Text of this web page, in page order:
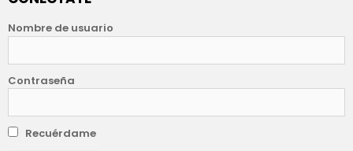
Nombre de usuario
Contraseña
Recuérdame